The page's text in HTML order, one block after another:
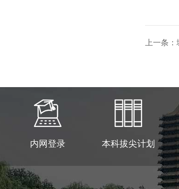
上一条
内网登录 本科拔尖计划